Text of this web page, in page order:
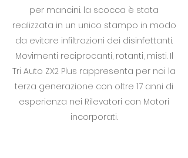
per mancini. la scocca è stata
realizzata in un unico stampo in modo
da evitare infiltrazioni dei disinfettanti.
Movimenti reciprocanti, rotanti, misti. Il
Tri Auto ZX2 Plus rappresenta per noi la
terza generazione con oltre 17 anni di
esperienza nei Rilevatori con Motori
incorporati.